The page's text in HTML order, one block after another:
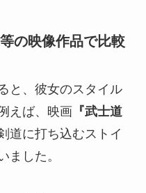
の映像作品で比較
と、彼女のスタイル
えば、映画 『武士道
道に打ち込むストイ
ました。